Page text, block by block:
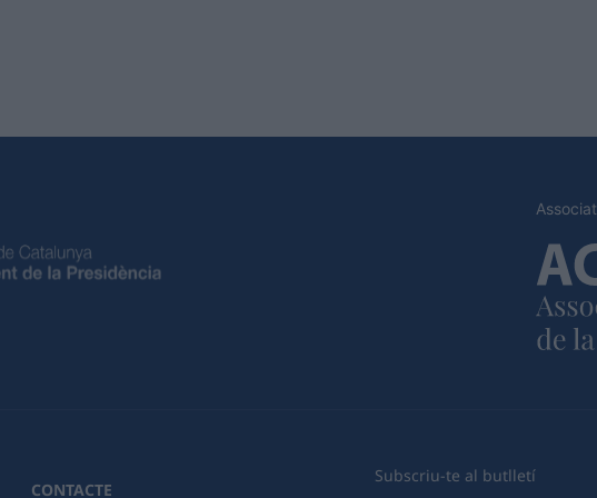
CONTACTE
Subscriu-te al butlletí